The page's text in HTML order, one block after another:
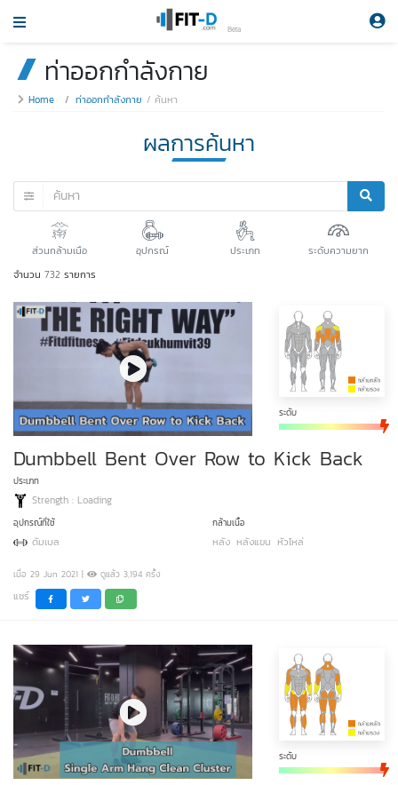
Beta
ท่าออกกำลังกาย
Home ท่าออกกำลังกาย ค้นหา
ผลการค้นหา
ส่วนกล้ามเนือ อุปกรณ์ ประเภท
ระดับความยาก
จำนวน 732 รายการ
ระดับ
Dumbbell Bent Over Row to Kick Back
ประเภท
Strength : Loading
อุปกรณ์ที่ใช้
ดัมเบล
กล้ามเนื้อ
หลัง หลังแขน หัวไหล่
เมื่อ 29 Jun 2021 | ดูแล้ว 3,194 ครั้ง
แชร์
ระดับ